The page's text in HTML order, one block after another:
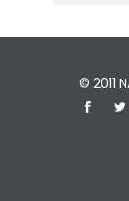
© 2011